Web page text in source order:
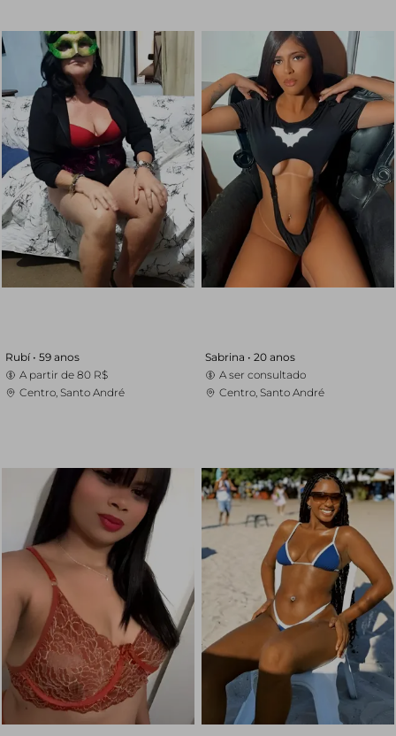
Rubí • 59 anos
A partir de 80 R$
Centro, Santo André
Sabrina • 20 anos
A ser consultado
Centro, Santo André